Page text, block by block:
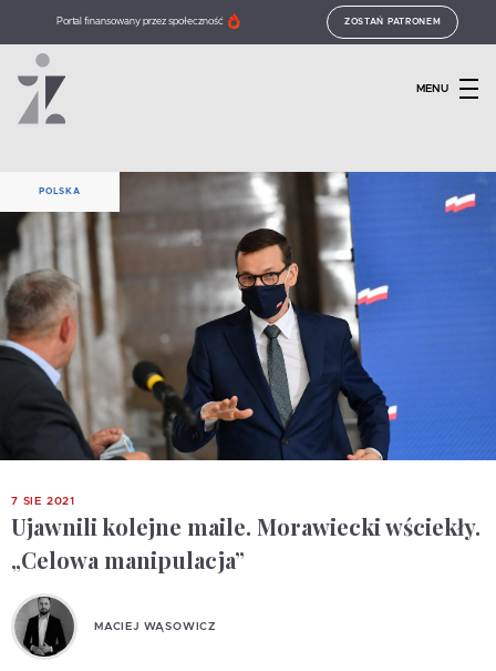
Portal finansowany przez społeczność ZOSTAŃ PATRONEM
MENU
POLSKA
7 SIE 2021
Ujawnili kolejne maile. Morawiecki wściekły.
„Celowa manipulacja”
MACIEJ WĄSOWICZ